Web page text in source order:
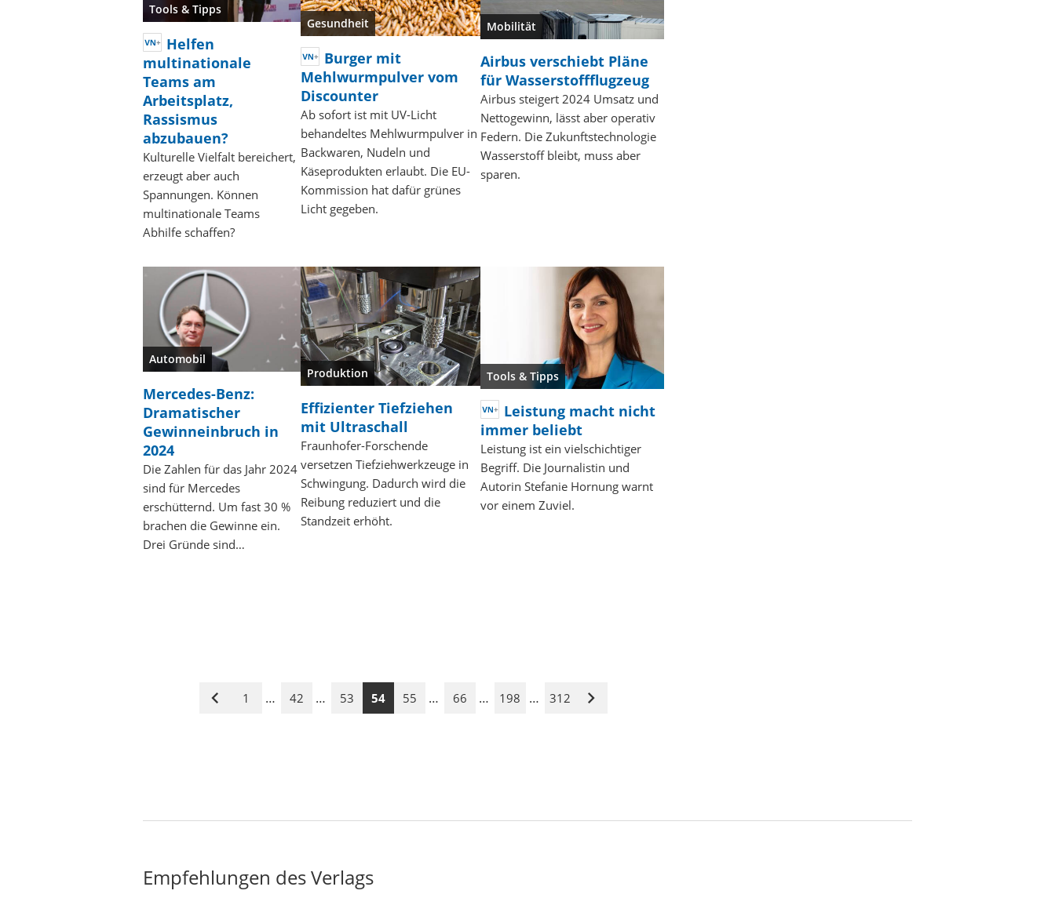
Tools & Tipps
Helfen
multinationale
Teams am
Arbeitsplatz,
Rassismus
abzubauen?
Kulturelle Vielfalt bereichert,
erzeugt aber auch
Spannungen. Können
multinationale Teams
Abhilfe schaffen?
Gesundheit
Burger mit
Mehlwurmpulver vom
Discounter
Ab sofort ist mit UV-Licht
behandeltes Mehlwurmpulver in
Backwaren, Nudeln und
Käseprodukten erlaubt. Die EU-
Kommission hat dafür grünes
Licht gegeben.
Mobilität
Airbus verschiebt Pläne
für Wasserstoffflugzeug
Airbus steigert 2024 Umsatz und
Nettogewinn, lässt aber operativ
Federn. Die Zukunftstechnologie
Wasserstoff bleibt, muss aber
sparen.
Automobil
Mercedes-Benz:
Dramatischer
Gewinneinbruch in
2024
Die Zahlen für das Jahr 2024
sind für Mercedes
erschütternd. Um fast 30 %
brachen die Gewinne ein.
Drei Gründe sind…
Produktion
Effizienter Tiefziehen
mit Ultraschall
Fraunhofer-Forschende
versetzen Tiefziehwerkzeuge in
Schwingung. Dadurch wird die
Reibung reduziert und die
Standzeit erhöht.
Tools & Tipps
Leistung macht nicht
immer beliebt
Leistung ist ein vielschichtiger
Begriff. Die Journalistin und
Autorin Stefanie Hornung warnt
vor einem Zuviel.
Vorige
1 … 42 … 53 54 55 … 66 … 198 … 312
Nächste
Empfehlungen des Verlags